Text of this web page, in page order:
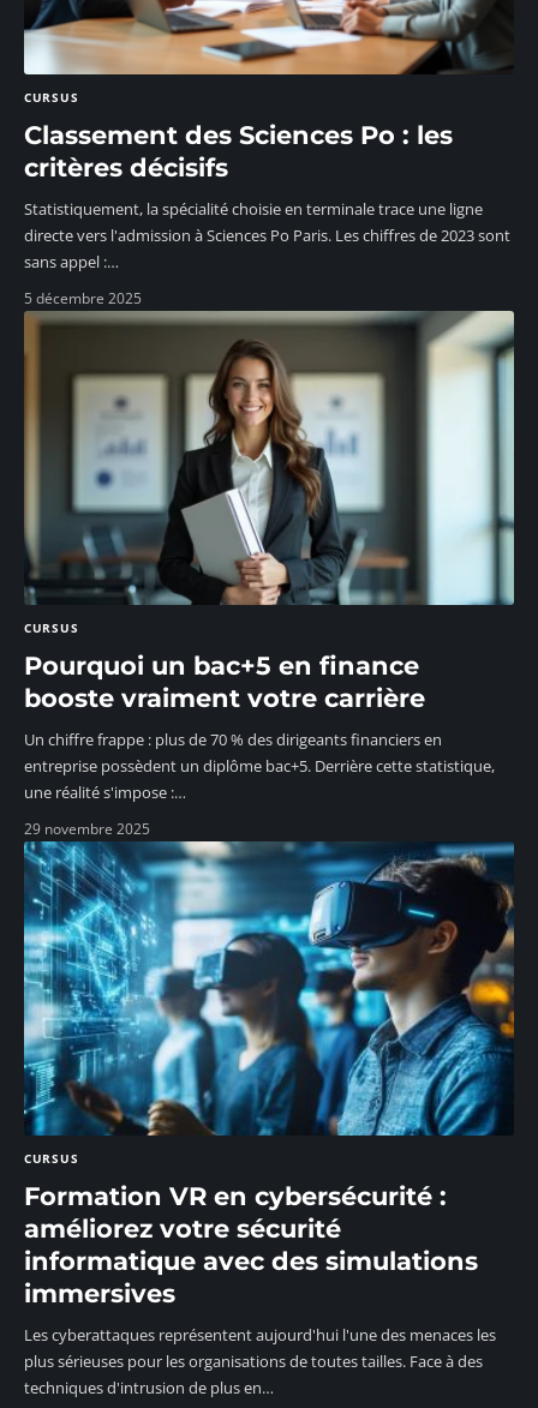
CURSUS
Classement des Sciences Po : les
critères décisifs
Statistiquement, la spécialité choisie en terminale trace une ligne
directe vers l'admission à Sciences Po Paris. Les chiffres de 2023 sont
sans appel :…
5 décembre 2025
CURSUS
Pourquoi un bac+5 en finance
booste vraiment votre carrière
Un chiffre frappe : plus de 70 % des dirigeants financiers en
entreprise possèdent un diplôme bac+5. Derrière cette statistique,
une réalité s'impose :…
29 novembre 2025
CURSUS
Formation VR en cybersécurité :
améliorez votre sécurité
informatique avec des simulations
immersives
Les cyberattaques représentent aujourd'hui l'une des menaces les
plus sérieuses pour les organisations de toutes tailles. Face à des
techniques d'intrusion de plus en…